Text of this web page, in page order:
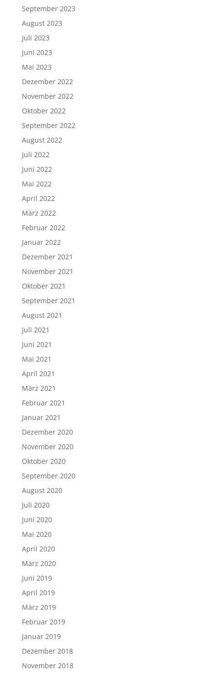
September 2023
August 2023
Juli 2023
Juni 2023
Mai 2023
Dezember 2022
November 2022
Oktober 2022
September 2022
August 2022
Juli 2022
Juni 2022
Mai 2022
April 2022
März 2022
Februar 2022
Januar 2022
Dezember 2021
November 2021
Oktober 2021
September 2021
August 2021
Juli 2021
Juni 2021
Mai 2021
April 2021
März 2021
Februar 2021
Januar 2021
Dezember 2020
November 2020
Oktober 2020
September 2020
August 2020
Juli 2020
Juni 2020
Mai 2020
April 2020
März 2020
Juni 2019
April 2019
März 2019
Februar 2019
Januar 2019
Dezember 2018
November 2018